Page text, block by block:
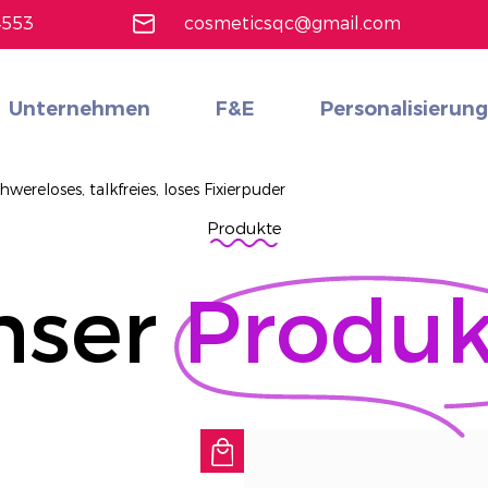
cosmeticsqc@gmail.com
Unternehmen F&E Personalisierung
talkfreies, loses Fixierpuder
Produkte